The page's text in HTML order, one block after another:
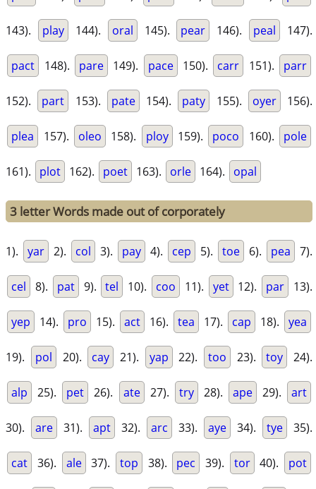
143). play 144). oral 145). pear 146). peal 147).
pact 148). pare 149). pace 150). carr 151). parr
152). part 153). pate 154). paty 155). oyer 156).
plea 157). oleo 158). ploy 159). poco 160). pole
161). plot 162). poet 163). orle 164). opal
3 letter Words made out of corporately
1). yar 2). col 3). pay 4). cep 5). toe 6). pea 7).
cel 8). pat 9). tel 10). coo 11). yet 12). par 13).
yep 14). pro 15). act 16). tea 17). cap 18). yea
19). pol 20). cay 21). yap 22). too 23). toy 24).
alp 25). pet 26). ate 27). try 28). ape 29). art
30). are 31). apt 32). arc 33). aye 34). tye 35).
cat 36). ale 37). top 38). pec 39). tor 40). pot